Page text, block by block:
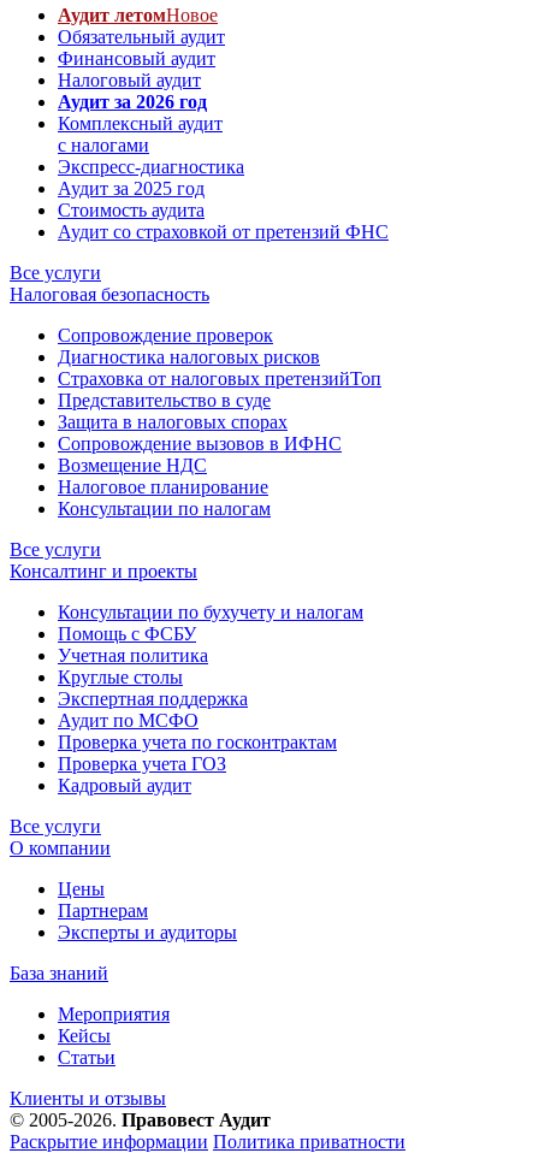
Аудит летомНовое
Обязательный аудит
Финансовый аудит
Налоговый аудит
Аудит за 2026 год
Комплексный аудит
с налогами
Экспресс-диагностика
Аудит за 2025 год
Стоимость аудита
Аудит со страховкой от претензий ФНС
Все услуги
Налоговая безопасность
Сопровождение проверок
Диагностика налоговых рисков
Страховка от налоговых претензийТоп
Представительство в суде
Защита в налоговых спорах
Сопровождение вызовов в ИФНС
Возмещение НДС
Налоговое планирование
Консультации по налогам
Все услуги
Консалтинг и проекты
Консультации по бухучету и налогам
Помощь с ФСБУ
Учетная политика
Круглые столы
Экспертная поддержка
Аудит по МСФО
Проверка учета по госконтрактам
Проверка учета ГОЗ
Кадровый аудит
Все услуги
О компании
Цены
Партнерам
Эксперты и аудиторы
База знаний
Мероприятия
Кейсы
Статьи
Клиенты и отзывы
© 2005-2026. Правовест Аудит
Раскрытие информации Политика приватности